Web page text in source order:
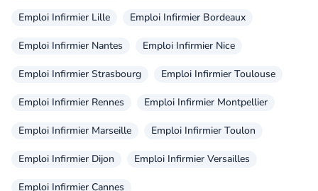
Emploi Infirmier Lille Emploi Infirmier Bordeaux
Emploi Infirmier Nantes Emploi Infirmier Nice
Emploi Infirmier Strasbourg Emploi Infirmier Toulouse
Emploi Infirmier Rennes Emploi Infirmier Montpellier
Emploi Infirmier Marseille Emploi Infirmier Toulon
Emploi Infirmier Dijon Emploi Infirmier Versailles
Emploi Infirmier Cannes